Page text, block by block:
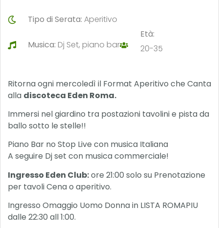
Tipo di Serata:Aperitivo
Musica: Dj Set, piano bar
Età:
20-35
Ritorna ogni mercoledì il Format Aperitivo che Canta
alla discoteca Eden Roma.
Immersi nel giardino tra postazioni tavolini e pista da
ballo sotto le stelle!!
Piano Bar no Stop Live con musica Italiana
A seguire Dj set con musica commerciale!
Ingresso Eden Club:ore 21:00 solo su Prenotazione
per tavoli Cena o aperitivo.
Ingresso Omaggio Uomo Donna in LISTA ROMAPIU
dalle 22:30 all 1:00.